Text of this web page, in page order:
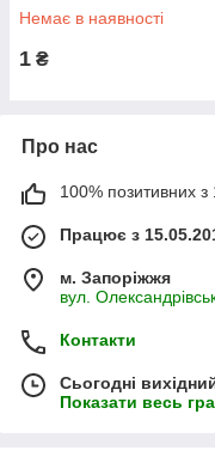
Немає в наявності
1 ₴
Про нас
100% позитивних з
Працює з
м. Запоріжжя
вул.
Контакти
Сьогодні
Показати весь